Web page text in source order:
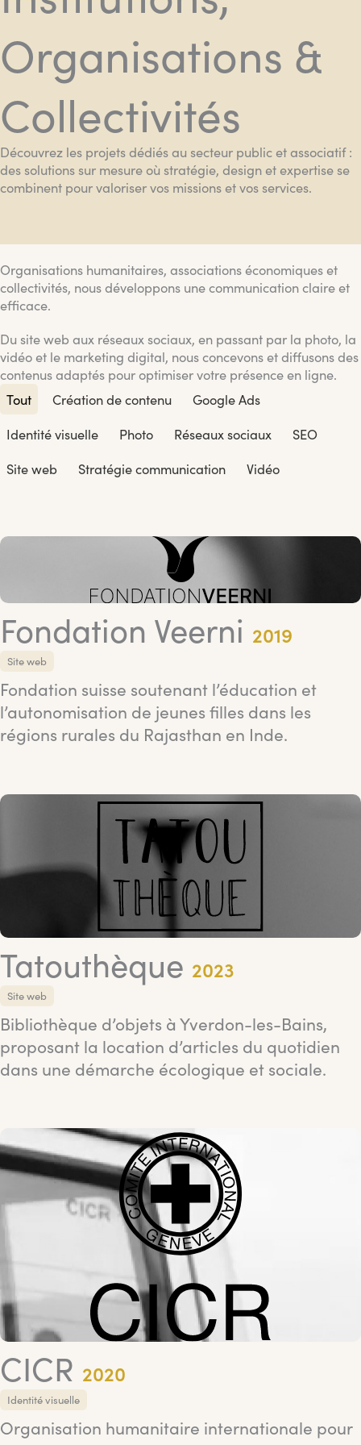
Organisations &
Collectivités
Découvrez les projets dédiés au secteur public et associatif :
des solutions sur mesure où stratégie, design et expertise se
combinent pour valoriser vos missions et vos services.
Organisations humanitaires, associations économiques et
collectivités, nous développons une communication claire et
efficace.
Du site web aux réseaux sociaux, en passant par la photo, la
vidéo et le marketing digital, nous concevons et diffusons des
contenus adaptés pour optimiser votre présence en ligne.
Tout
Création de contenu
Google Ads
Identité visuelle
Photo Réseaux sociaux
SEO
Site web
Stratégie communication Vidéo
Fondation Veerni 2019
Site web
Fondation suisse soutenant l’éducation et
l’autonomisation de jeunes filles dans les
régions rurales du Rajasthan en Inde.
Tatouthèque 2023
Site web
Bibliothèque d’objets à Yverdon-les-Bains,
proposant la location d’articles du quotidien
dans une démarche écologique et sociale.
CICR 2020
Identité visuelle
Organisation humanitaire internationale pour